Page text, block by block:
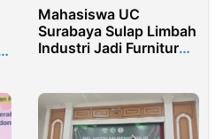
Mahasiswa UC
Surabaya Sulap Limbah
Industri Jadi Furnitur